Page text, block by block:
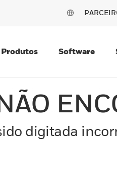
Produtos Software
digitada